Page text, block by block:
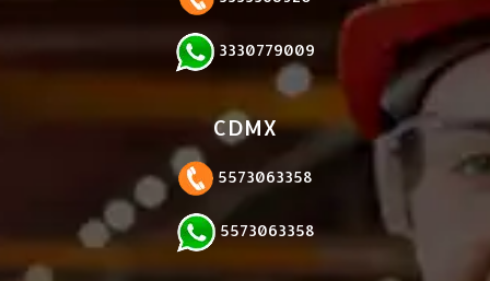
3330779009
CDMX
5573063358
5573063358